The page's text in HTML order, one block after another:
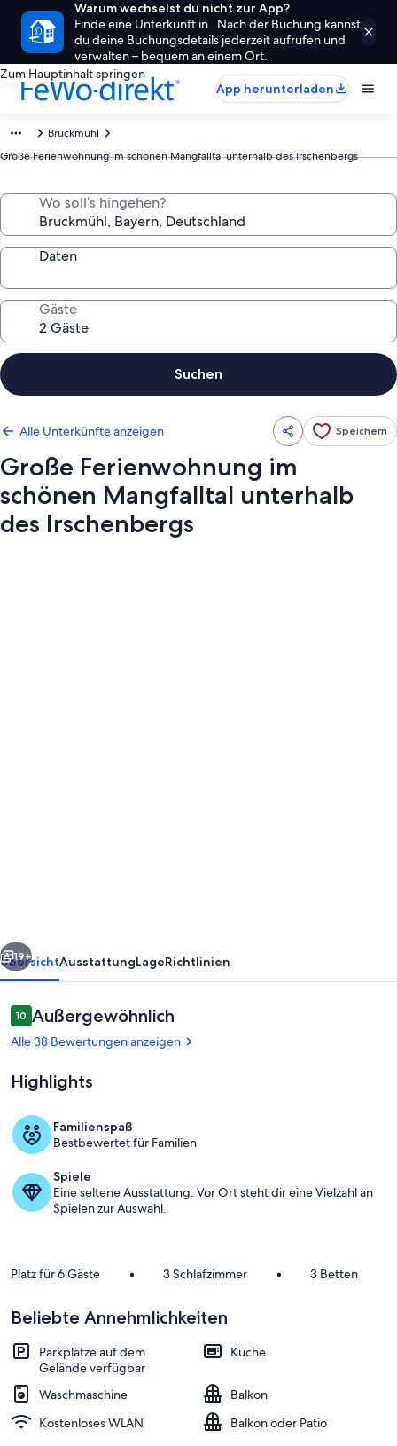
Warum wechselst du nicht zur App?
Finde eine Unterkunft in . Nach der Buchung kannst
du deine Buchungsdetails jederzeit aufrufen und
verwalten – bequem an einem Ort.
Zum Hauptinhalt springen
App herunterladen
Bruckmühl
Große Ferienwohnung im schönen Mangfalltal unterhalb des Irschenbergs
Wo soll’s hingehen?
Daten
Gäste
Suchen
Alle Unterkünfte anzeigen Speichern
Große Ferienwohnung im
schönen Mangfalltal unterhalb
des Irschenbergs
des
Irschenbergs
Weiter
19+
ÜbersichtAusstattungLageRichtlinien
Bewertungen
1010 von 10.
Außergewöhnlich
Alle 38 Bewertungen anzeigen
Highlights
Familienspaß
Bestbewertet für Familien
Spiele
Eine seltene Ausstattung: Vor Ort steht dir eine Vielzahl an
Spielen zur Auswahl.
Platz für 6 Gäste • 3 Schlafzimmer • 3 Betten
Beliebte Annehmlichkeiten
Parkplätze auf dem
Gelände verfügbar
Küche
Waschmaschine
Balkon
Kostenloses WLAN
Balkon oder Patio